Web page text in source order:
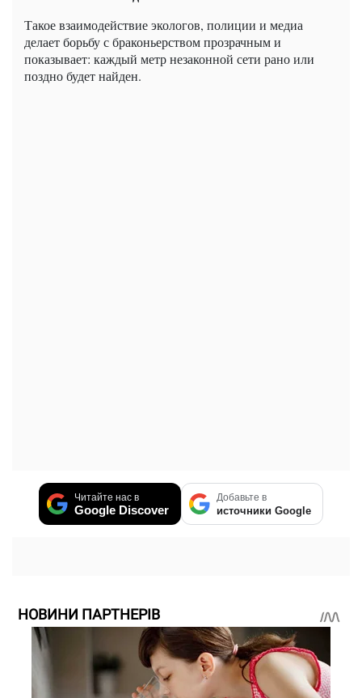
Такое взаимодействие экологов, полиции и медиа
делает борьбу с браконьерством прозрачным и
показывает: каждый метр незаконной сети рано или
поздно будет найден.
Читайте нас в
Google Discover
Добавьте в
источники Google
НОВИНИ ПАРТНЕРІВ